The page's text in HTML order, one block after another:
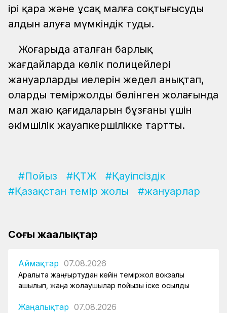
ірі қара және ұсақ малға соқтығысудың
алдын алуға мүмкіндік туды.
Жоғарыда аталған барлық
жағдайларда көлік полицейлері
жануарлардың иелерін жедел анықтап,
оларды теміржолдың бөлінген жолағында
мал жаю қағидаларын бұзғаны үшін
әкімшілік жауапкершілікке тартты.
#Пойыз #ҚТЖ
#Қауіпсіздік
#Қазақстан темір жолы
#жануарлар
Соңғы жаңалықтар
Аймақтар 07.08.2026
Арқалықта жаңғыртудан кейін теміржол вокзалы
ашылып, жаңа жолаушылар пойызы іске қосылды
Жаңалықтар 07.08.2026